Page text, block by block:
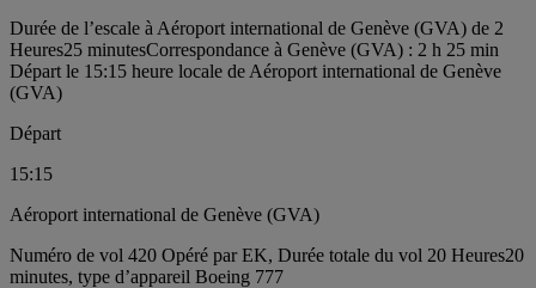
Durée de l’escale à Aéroport international de Genève (GVA) de 2
Heures25 minutesCorrespondance à Genève (GVA) : 2 h 25 min
Départ le 15:15 heure locale de Aéroport international de Genève
(GVA)
Départ
15:15
Aéroport international de Genève (GVA)
Numéro de vol 420 Opéré par EK, Durée totale du vol 20 Heures20
minutes, type d’appareil Boeing 777